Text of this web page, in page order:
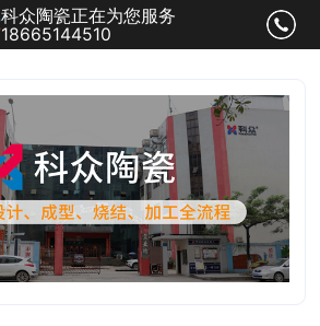
科众陶瓷正在为您服务
18665144510